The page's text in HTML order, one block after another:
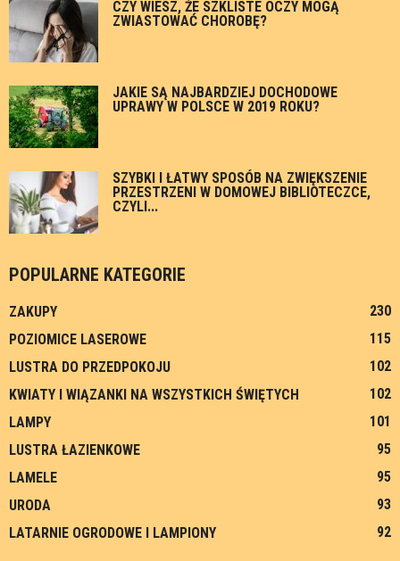
CZY WIESZ, ŻE SZKLISTE OCZY MOGĄ
ZWIASTOWAĆ CHOROBĘ?
JAKIE SĄ NAJBARDZIEJ DOCHODOWE
UPRAWY W POLSCE W 2019 ROKU?
SZYBKI I ŁATWY SPOSÓB NA ZWIĘKSZENIE
PRZESTRZENI W DOMOWEJ BIBLIOTECZCE,
CZYLI...
POPULARNE KATEGORIE
ZAKUPY
230
POZIOMICE LASEROWE
115
LUSTRA DO PRZEDPOKOJU
102
KWIATY I WIĄZANKI NA WSZYSTKICH ŚWIĘTYCH
102
LAMPY
101
LUSTRA ŁAZIENKOWE
95
LAMELE
95
URODA
93
LATARNIE OGRODOWE I LAMPIONY
92